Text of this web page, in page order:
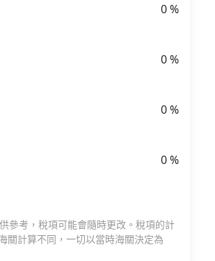
0%
0%
0%
0%
參考，稅項可能會隨時更改。稅項的計
關計算不同，一切以當時海關決定為